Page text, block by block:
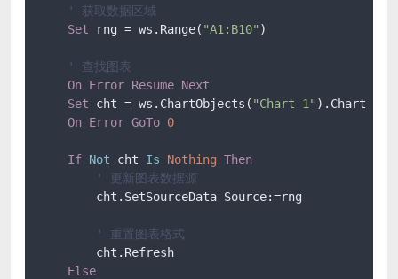
' 获取数据区域
Set rng = ws.Range( "A1:B10" )
' 查找图表
On Error Resume Next
Set cht = ws.ChartObjects( "Chart 1" ).Chart
On Error GoTo 0
If Not cht Is Nothing Then
' 更新图表数据源
        cht.SetSourceData Source:=rng
' 重置图表格式
        cht.Refresh
Else